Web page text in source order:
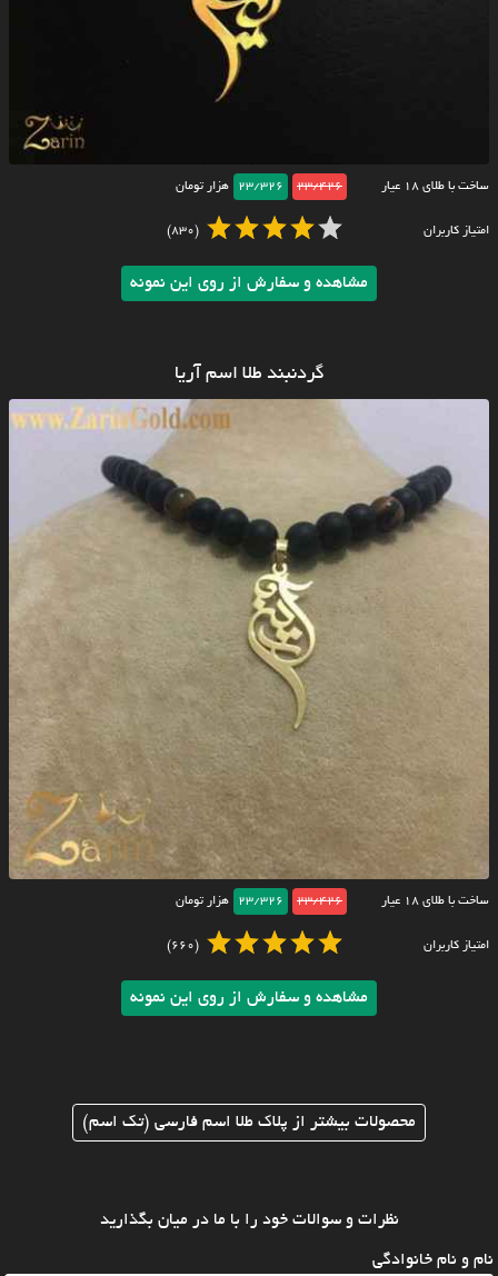
ساخت با طلای ۱۸ عیار 23/426
23/326 هزار تومان
امتیاز کاربران (830)
مشاهده و سفارش از روی این نمونه
گردنبند طلا اسم آریا
ساخت با طلای ۱۸ عیار 23/426
23/326 هزار تومان
امتیاز کاربران (660)
مشاهده و سفارش از روی این نمونه
محصولات بیشتر از پلاک طلا اسم فارسی (تک اسم)
نظرات و سوالات خود را با ما در میان بگذارید
نام و نام خانوادگی